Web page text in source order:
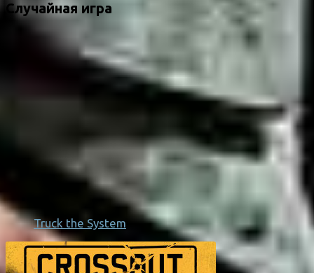
Случайная игра
Truck the System